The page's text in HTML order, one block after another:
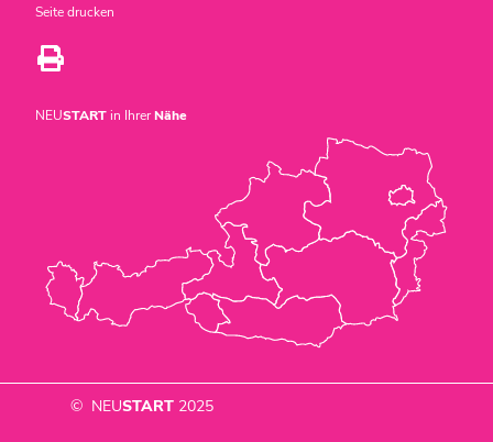
Seite drucken
NEUSTARTin IhrerNähe
© NEUSTART 2025